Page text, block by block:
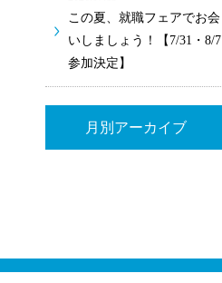
この夏、就職フェアでお会
いしましょう！【7/31・8/7
参加決定】
月別アーカイブ